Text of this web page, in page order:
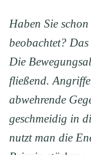
Haben Sie
beobachtet?
Die
fließend. Angriffe
abwehrende
geschmeidig in
nutzt man die